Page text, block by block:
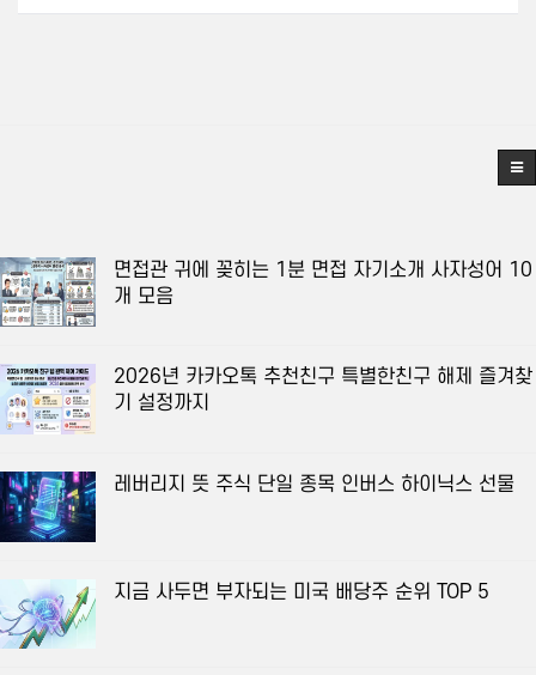
면접관 귀에 꽂히는 1분 면접 자기소개 사자성어 10
개 모음
2026년 카카오톡 추천친구 특별한친구 해제 즐겨찾
기 설정까지
레버리지 뜻 주식 단일 종목 인버스 하이닉스 선물
지금 사두면 부자되는 미국 배당주 순위 TOP 5